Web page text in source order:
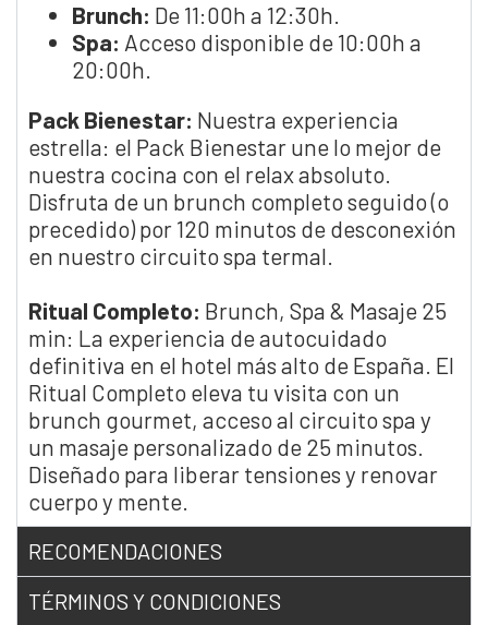
Brunch: De 11:00h a 12:30h.
Spa: Acceso disponible de 10:00h a
20:00h.
Pack Bienestar: Nuestra experiencia
estrella: el Pack Bienestar une lo mejor de
nuestra cocina con el relax absoluto.
Disfruta de un brunch completo seguido (o
precedido) por 120 minutos de desconexión
en nuestro circuito spa termal.
Ritual Completo: Brunch, Spa & Masaje 25
min: La experiencia de autocuidado
definitiva en el hotel más alto de España. El
Ritual Completo eleva tu visita con un
brunch gourmet, acceso al circuito spa y
un masaje personalizado de 25 minutos.
Diseñado para liberar tensiones y renovar
cuerpo y mente.
RECOMENDACIONES
TÉRMINOS Y CONDICIONES